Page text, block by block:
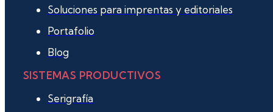
Soluciones para imprentas y editoriales
Portafolio
Blog
SISTEMAS PRODUCTIVOS
Serigrafía